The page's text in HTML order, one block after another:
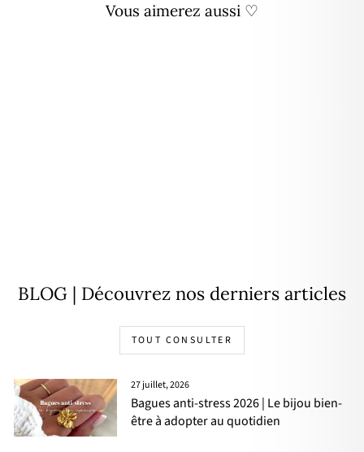
Vous aimerez aussi ♡
BLOG | Découvrez nos derniers articles
TOUT CONSULTER
27 juillet, 2026
Bagues anti-stress 2026 | Le bijou bien-
être à adopter au quotidien